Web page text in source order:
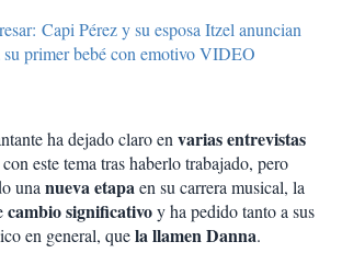
Capi Pérez y su esposa Itzel anuncian
su primer bebé con emotivo VIDEO
ha dejado claro envarias entrevistas
este tema tras haberlo trabajado, pero
unanueva etapaen su carrera musical, la
cambio significativoy ha pedido tanto a sus
en general, quela llamen Danna.